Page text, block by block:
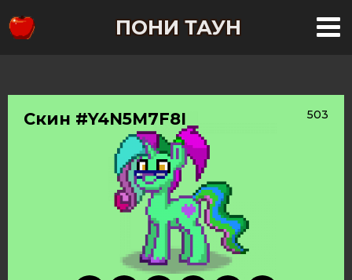
ПОНИ ТАУН
Скин #Y4N5M7F8I 503